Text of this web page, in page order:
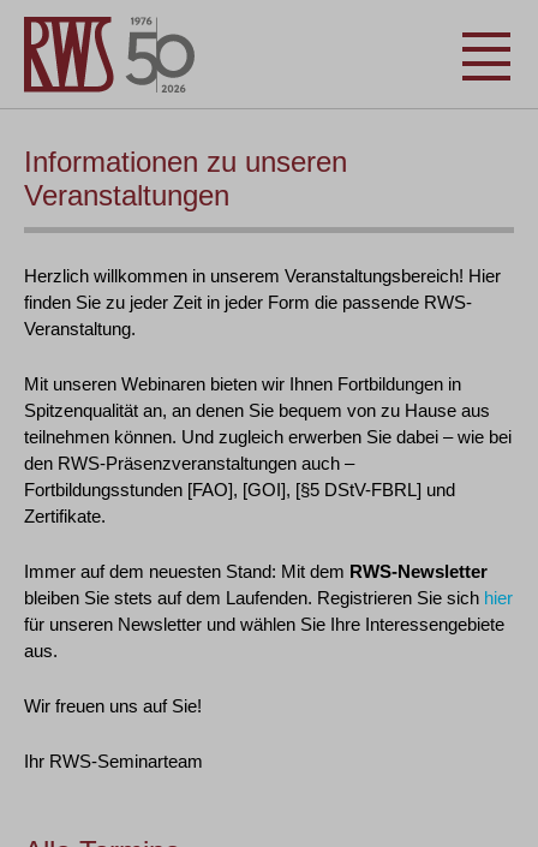
Informationen zu unseren
Veranstaltungen
Herzlich willkommen in unserem Veranstaltungsbereich! Hier
finden Sie zu jeder Zeit in jeder Form die passende RWS-
Veranstaltung.
Mit unseren Webinaren bieten wir Ihnen Fortbildungen in
Spitzenqualität an, an denen Sie bequem von zu Hause aus
teilnehmen können. Und zugleich erwerben Sie dabei – wie bei
den RWS-Präsenzveranstaltungen auch –
Fortbildungsstunden [FAO], [GOI], [§5 DStV-FBRL] und
Zertifikate.
Immer auf dem neuesten Stand: Mit dem RWS-Newsletter
bleiben Sie stets auf dem Laufenden. Registrieren Sie sich hier
für unseren Newsletter und wählen Sie Ihre Interessengebiete
aus.
Wir freuen uns auf Sie!
Ihr RWS-Seminarteam